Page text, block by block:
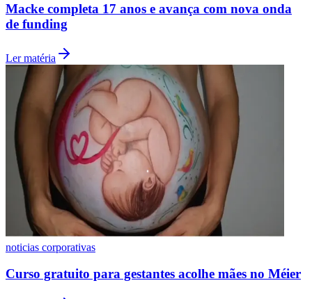
Fluminense
Macke completa 17 anos e avança com nova onda
de funding
Ler matéria
noticias corporativas
Curso gratuito para gestantes acolhe mães no Méier